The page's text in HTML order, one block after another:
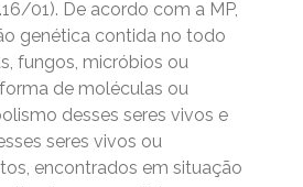
01). De acordo com a MP,
genética contida no todo
fungos, micróbios ou
de moléculas ou
desses seres vivos e
seres vivos ou
encontrados em situação